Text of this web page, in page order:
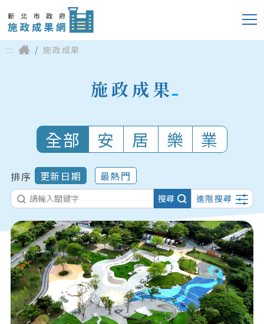
::: 施政成果
施政成果
全部 安 居 樂 業
排序 更新日期 最熱門
搜尋 進階搜尋